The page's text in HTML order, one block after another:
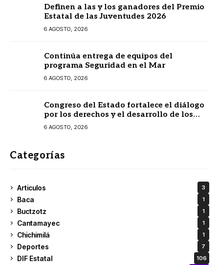
Definen a las y los ganadores del Premio
Estatal de las Juventudes 2026
6 AGOSTO, 2026
Continúa entrega de equipos del
programa Seguridad en el Mar
6 AGOSTO, 2026
Congreso del Estado fortalece el diálogo
por los derechos y el desarrollo de los
pueblos mayas
6 AGOSTO, 2026
Categorías
Articulos 3
Baca 1
Buctzotz 1
Cantamayec 1
Chichimilá 1
Deportes 7
DIF Estatal 106